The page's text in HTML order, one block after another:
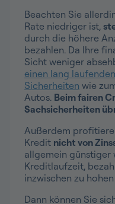
Beachten Sie
Rate niedriger ist,
durch die höhere
bezahlen. Da Ihre
Sicht weniger
einen lang
Sicherheiten wie
Autos. Beim fairen
Sachsicherheiten
Außerdem
Kredit nicht von
allgemein günstiger
Kreditlaufzeit,
inzwischen zu
Dann können Sie